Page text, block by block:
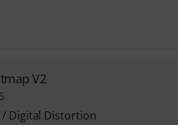
V2
Digital Distortion